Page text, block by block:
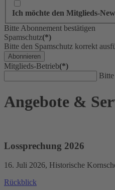
Ich möchte den Mitglieds-
Bitte Abonnement bestätigen
Spamschutz(*)
Bitte den Spamschutz korrekt
Abonnieren
Mitglieds-Betrieb(*)
Angebote &
Lossprechung 2026
16. Juli 2026, Historische
Rückblick